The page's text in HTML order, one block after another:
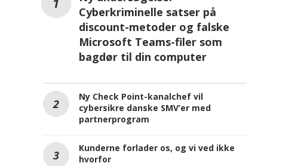
Cyberkriminelle satser på
discount-metoder og falske
Microsoft Teams-filer som
bagdør til din computer
Ny Check Point-kanalchef vil
cybersikre danske SMV’er med
partnerprogram
Kunderne forlader os, og vi ved ikke
hvorfor